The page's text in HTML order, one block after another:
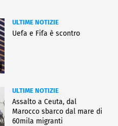
ULTIME NOTIZIE
Uefa e Fifa è scontro
ULTIME NOTIZIE
Assalto a Ceuta, dal
Marocco sbarco dal mare di
60mila migranti